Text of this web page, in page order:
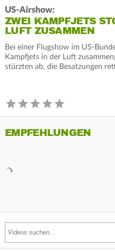
US-Airshow:
ZWEI KAMPFJETS
UFT ZUSAMMEN
Bei einer Flugshow im US-
Kampfjets in der Luft
stürzten ab, die Besatzungen
EMPFEHLUNGEN